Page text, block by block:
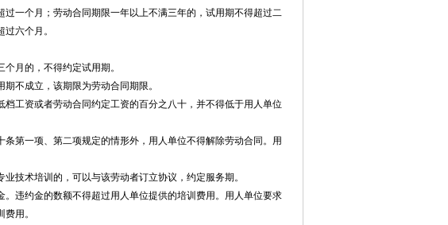
一个月；劳动合同期限一年以上不满三年的，试用期不得超过二
六个月。
月的，不得约定试用期。
不成立，该期限为劳动合同期限。
工资或者劳动合同约定工资的百分之八十，并不得低于用人单位
第一项、第二项规定的情形外，用人单位不得解除劳动合同。用
技术培训的，可以与该劳动者订立协议，约定服务期。
违约金的数额不得超过用人单位提供的培训费用。用人单位要求
用。